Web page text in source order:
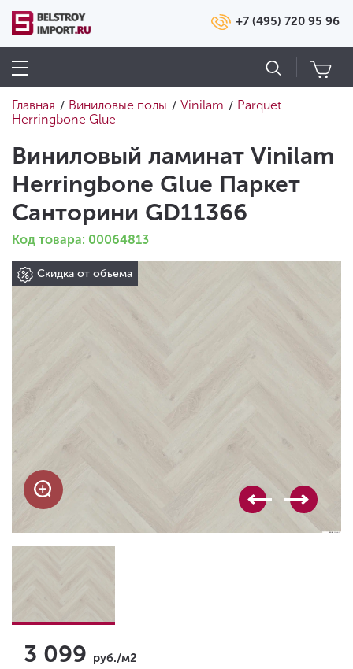
+7 (495) 720 95 96
Главная / Виниловые полы / Vinilam / Parquet
Herringbone Glue
Виниловый ламинат Vinilam
Herringbone Glue Паркет
Санторини GD11366
Код товара: 00064813
Скидка от объема
3 099 руб./м2